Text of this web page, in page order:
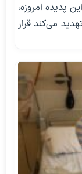
پدیده امروزه،
می‌کند قرار